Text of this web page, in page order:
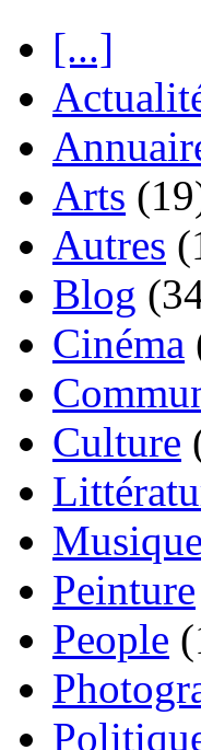
[...]
Arts
Autres
Blog
Cinéma
Culture
Musique
Peinture
People